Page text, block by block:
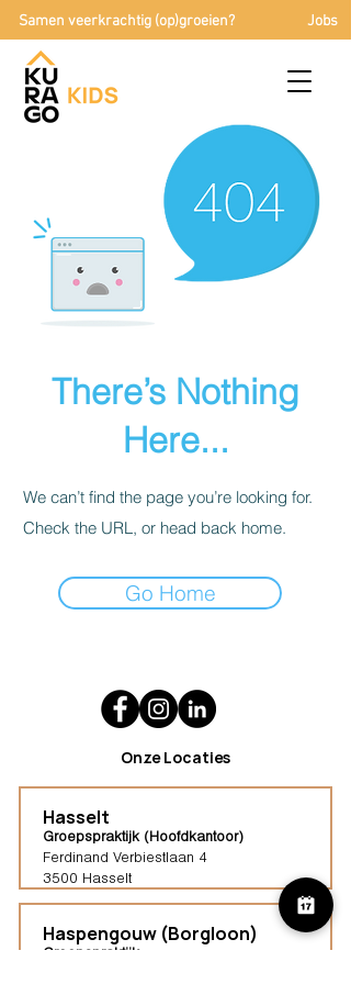
Samen veerkrachtig (op)groeien? Jobs
There’s Nothing
Here...
We can’t find the page you’re looking for.
Check the URL, or head back home.
Go Home
Onze Locaties
Hasselt
Groepspraktijk (Hoofdkantoor)
Ferdinand Verbiestlaan 4
3500 Hasselt
Haspengouw (Borgloon)